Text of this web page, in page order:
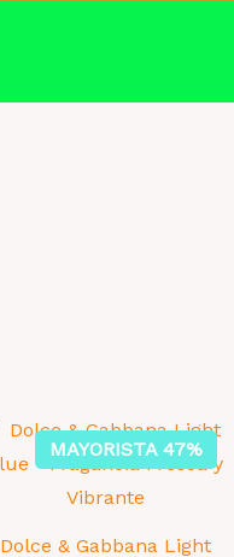
MAYORISTA 47%
Dolce & Gabbana Light